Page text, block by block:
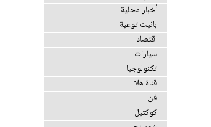
أخبار محلية
بانيت توعية
اقتصاد
سيارات
تكنولوجيا
قناة هلا
فن
كوكتيل